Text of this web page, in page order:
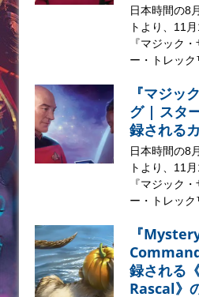
日本時間の8
トより、11
『マジック
ー・トレッ
『マジッ
グ | スタ
録される
日本時間の8
トより、11
『マジック
ー・トレッ
『
録される
Rascal》